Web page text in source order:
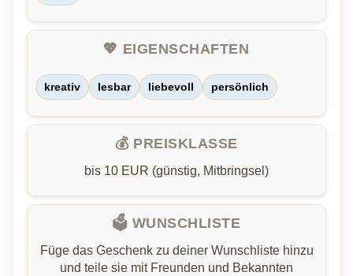
💖 EIGENSCHAFTEN
kreativ lesbar liebevoll persönlich
💰 PREISKLASSE
bis 10 EUR (günstig, Mitbringsel)
🗳️ WUNSCHLISTE
Füge das Geschenk zu deiner Wunschliste hinzu
und teile sie mit Freunden und Bekannten